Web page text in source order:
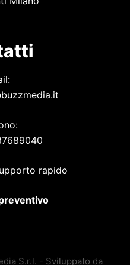
rapido
S.r.l. - Sviluppato da